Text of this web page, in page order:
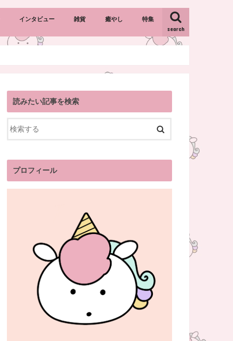
search
インタビュー 雑貨
キャラクター雑貨
カントリー雑貨
インテリア雑貨
おすすめギフト・プレゼント
癒やし 特集
読みたい記事を検索
プロフィール